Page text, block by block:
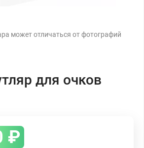
может отличаться от фотографий
для очков
₽